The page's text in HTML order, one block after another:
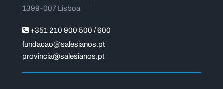
1399-007 Lisboa
+351 210 900 500 / 600
fundacao@salesianos.pt
provincia@salesianos.pt